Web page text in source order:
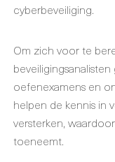
cyberbeveiliging.
Om zich voor te
oefenexamens en
helpen de kennis in
versterken,
toeneemt.